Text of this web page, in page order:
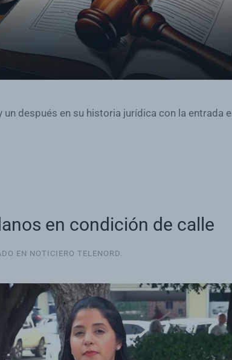
después en su historia jurídica con la entrada
en condición de calle
EN NOTICIERO TELENORD.